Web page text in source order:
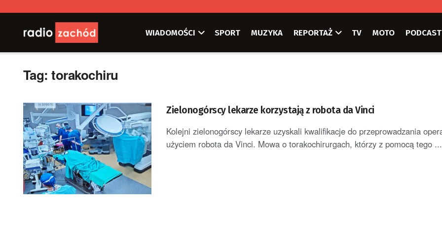
WIADOMOŚCI SPORT MUZYKA REPORTAŻ TV MOTO
Tag:torakochiru
Zielonogórscy lekarze korzystają z robota da Vinci
Kolejni zielonogórscy lekarze uzyskali kwalifikacje do przeprowadzania
użyciem robota da Vinci. Mowa o torakochirurgach, którzy z pomocą tego ...